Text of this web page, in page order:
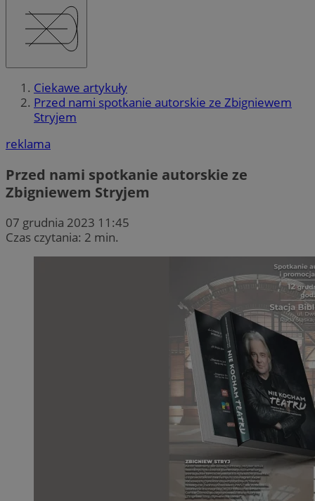
Ciekawe artykuły
Przed nami spotkanie autorskie ze Zbigniewem
Stryjem
reklama
Przed nami spotkanie autorskie ze
Zbigniewem Stryjem
07 grudnia 2023 11:45
Czas czytania: 2 min.